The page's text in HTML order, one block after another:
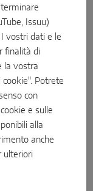
per il settore
e alla
Issuu)
vostri dati e le
finalità di
la vostra
Potrete
con
e sulle
alla
anche
ulteriori